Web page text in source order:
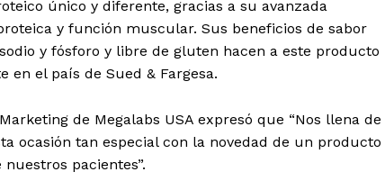
único y diferente, gracias a su avanzada
y función muscular. Sus beneficios de sabor
y fósforo y libre de gluten hacen a este producto
en el país de Sued & Fargesa.
de Megalabs USA expresó que “Nos llena de
ocasión tan especial con la novedad de un producto
pacientes”.